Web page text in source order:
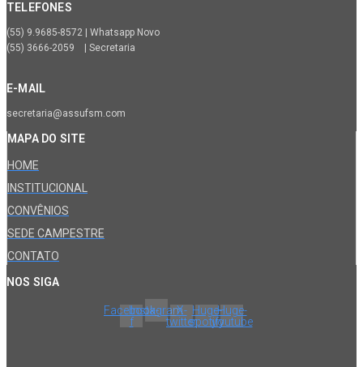
TELEFONES
(55) 9.9685-8572 | Whatsapp Novo
(55) 3666-2059 | Secretaria
E-MAIL
secretaria@assufsm.com
MAPA DO SITE
HOME
INSTITUCIONAL
CONVÊNIOS
SEDE CAMPESTRE
CONTATO
NOS SIGA
Facebook-
f
InstagramX-
twitter
Huge-
spotify
Huge-
youtube